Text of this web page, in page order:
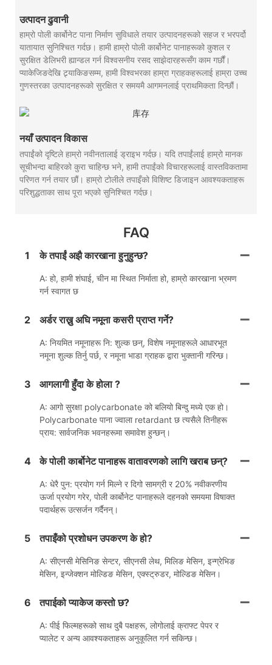
उत्पादन ढुवानी
हाम्रो पोली कार्बोनेट पाना निर्माण सुविधाले तयार उत्पादनहरूको सहज र भरपर्दो
यातायात सुनिश्चित गर्दछ। हामी हाम्रो पोली कार्बोनेट पानाहरूको कुशल र
सुरक्षित डेलिभरी ह्यान्डल गर्न विश्वसनीय रसद साझेदारहरूसँग काम गर्छौं।
प्याकेजिङदेखि ट्र्याकिङसम्म, हामी विश्वभरका हाम्रा ग्राहकहरूलाई हाम्रा उच्च
गुणस्तरका उत्पादनहरूको सुरक्षित र समयमै आगमनलाई प्राथमिकता दिन्छौं।
नयाँ उत्पादन विकास
तपाईंको दृष्टिले हाम्रो नवीनतालाई ड्राइभ गर्दछ। यदि तपाईंलाई हाम्रो मानक
सूचीभन्दा बाहिरको कुरा चाहिन्छ भने, हामी तपाईंको विचारहरूलाई वास्तविकतामा
परिणत गर्न तयार छौं। हाम्रो टोलीले तपाइँको विशिष्ट डिजाइन आवश्यकताहरू
परिशुद्धताका साथ पूरा भएको सुनिश्चित गर्दछ।
FAQ
1 के तपाईं अझै कारखाना हुनुहुन्छ?
A: हो, हामी शंघाई, चीन मा स्थित निर्माता हो, हाम्रो कारखाना भ्रमण
गर्न स्वागत छ
2 अर्डर राख्नु अघि नमूना कसरी प्राप्त गर्ने?
A: नियमित नमूनाहरू नि: शुल्क छन्, विशेष नमूनाहरूले आधारभूत
नमूना शुल्क तिर्नु पर्छ, र नमूना भाडा ग्राहक द्वारा भुक्तानी गरिन्छ।
3 आगलागी हुँदा के होला ?
A: आगो सुरक्षा polycarbonate को बलियो बिन्दु मध्ये एक हो।
Polycarbonate पाना ज्वाला retardant छ त्यसैले तिनीहरू
प्राय: सार्वजनिक भवनहरूमा समावेश हुन्छन्।
4 के पोली कार्बोनेट पानाहरू वातावरणको लागि खराब छन्?
A: धेरै पुन: प्रयोग गर्न मिल्ने र दिगो सामग्री र 20% नवीकरणीय
ऊर्जा प्रयोग गरेर, पोली कार्बोनेट पानाहरूले दहनको समयमा विषाक्त
पदार्थहरू उत्सर्जन गर्दैनन्।
5 तपाइँको प्रशोधन उपकरण के हो?
A: सीएनसी मेसिनिङ सेन्टर, सीएनसी लेथ, मिलिङ मेसिन, इन्ग्रेभिङ
मेसिन, इन्जेक्शन मोल्डिङ मेसिन, एक्स्ट्रुडर, मोल्डिङ मेसिन।
6 तपाईको प्याकेज कस्तो छ?
A: पीई फिल्महरूको साथ दुबै पक्षहरू, लोगोलाई क्राफ्ट पेपर र
प्यालेट र अन्य आवश्यकताहरू अनुकूलित गर्न सकिन्छ।